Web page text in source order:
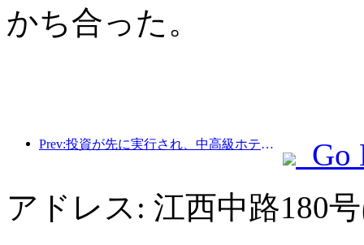
かち合った。
Prev:投資が先に実行され、中高級ホテルは投機の段階を過ぎている。
Go
アドレス: 江西中路180